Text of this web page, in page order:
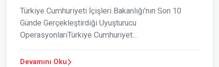
Türkiye Cumhuriyeti İçişleri Bakanlığı'nın Son 10
Günde Gerçekleştirdiği Uyuşturucu
OperasyonlarıTürkiye Cumhuriyet...
Devamını Oku